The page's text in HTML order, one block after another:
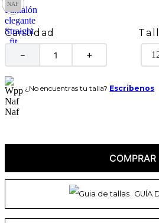
Cantidad
＋
－
¿No encuentras tu talla? Escribenos
COMPRAR
GUÍA